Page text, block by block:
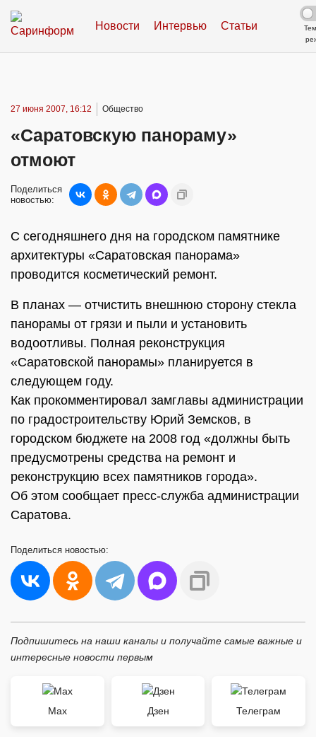
Новости Интервью Статьи
27 июня 2007, 16:12 Общество
«Саратовскую панораму»
отмоют
Поделиться
новостью:
С сегодняшнего дня на городском памятнике
архитектуры «Саратовская панорама»
проводится косметический ремонт.
В планах — отчистить внешнюю сторону стекла
панорамы от грязи и пыли и установить
водоотливы. Полная реконструкция
«Саратовской панорамы» планируется в
следующем году.
Как прокомментировал замглавы администрации
по градостроительству Юрий Земсков, в
городском бюджете на 2008 год «должны быть
предусмотрены средства на ремонт и
реконструкцию всех памятников города».
Об этом сообщает пресс-служба администрации
Саратова.
Поделиться новостью:
Подпишитесь на наши каналы и получайте самые важные и
интересные новости первым
Max Дзен Телеграм